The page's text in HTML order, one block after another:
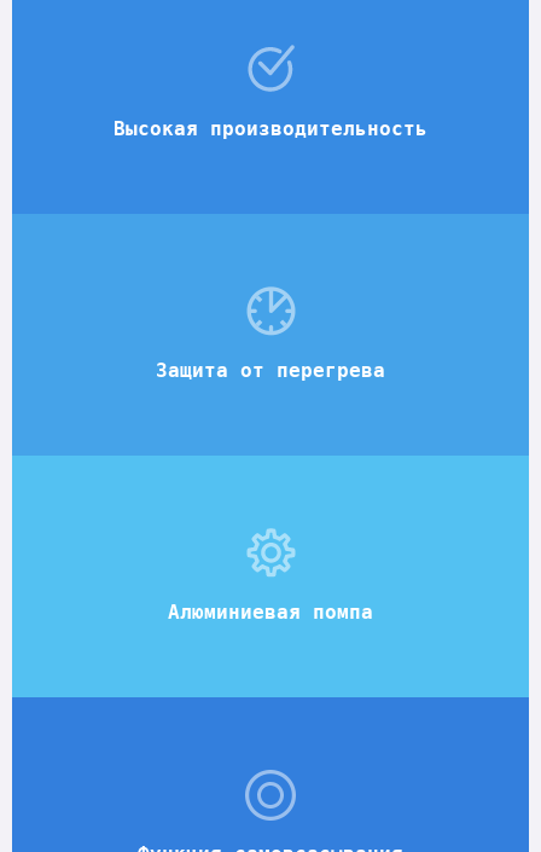
Высокая производительность
Защита от перегрева
Алюминиевая помпа